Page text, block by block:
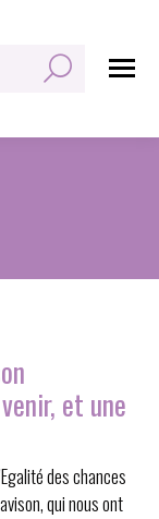
et une
des chances
qui nous ont